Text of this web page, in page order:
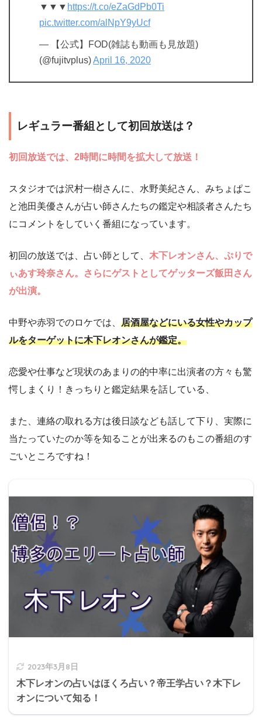
▼▼▼ https://t.co/eZaGdPb0Ti
pic.twitter.com/alNpY9yUcf
— 【公式】FOD(雑誌も動画も見放題)
(@fujitvplus)April 16, 2020
レギュラー番組として初回放送は？
初回放送では、2時間に時間を拡大して放送！
スタジオでは沢村一樹さんに、水野美紀さん、みちょぱこ
と池田美優さんが占い師さんたちの鑑定や相談者さんたち
にコメントをしていく番組になっています。
初回の放送では、占い師として、 木下レオンさん、ぷりで
ぃあす玲奈さん。さらにゲストとしてゲッターズ飯田さん
が出演。
中野や赤羽でのロケでは、 居酒屋などにいる女性やカップ
ルをターゲットに木下レオンさんが鑑定。
恋愛や仕事など現状のあまりの的中率に出演者の方々も驚
愕しまくり！きっちりと鑑定結果を話している、
また、連絡の取れる方は後日談なども話して下り、実際に
当たっていたのか等を知ることが出来るのもこの番組のす
ごいところですね！
2023年3月8日
木下レオンの占いはほくろ占い？帝王学占い？木下レ
オンについて知る！